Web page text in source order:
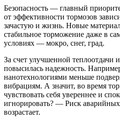
Безопасность — главный
от эффективности тормозов
зачастую и жизнь. Новые
стабильное торможение даже в
условиях — мокро, снег, град.
За счет улучшенной теплоотдачи
повысилась надежность.
нанотехнологиями меньше
вибрациям. А значит, во время
чувствовать себя увереннее и
игнорировать? — Риск
возрастает.